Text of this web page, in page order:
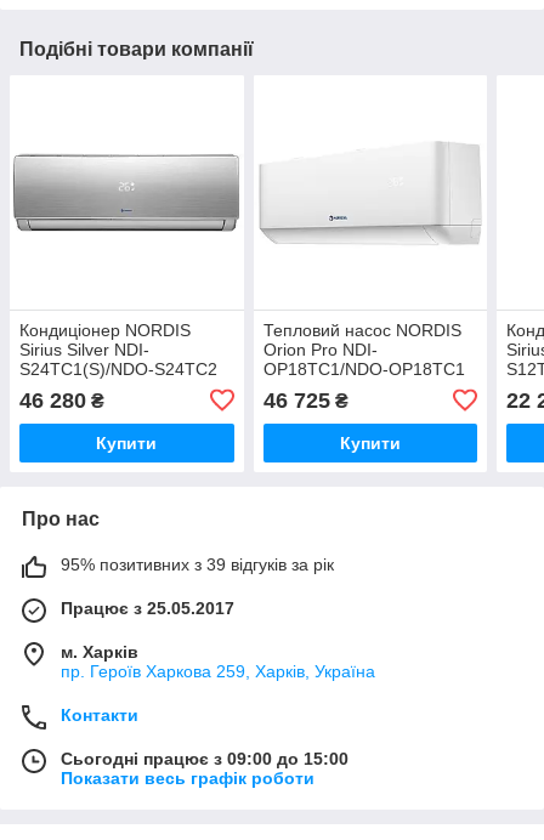
Подібні товари компанії
Кондиціонер NORDIS
Sirius Silver NDI-
S24TC1(S)/NDO-S24TC2
46 280 ₴
Купити
Тепловий насос NORDIS
Orion Pro NDI-
OP18TC1/NDO-OP18TC1
46 725₴
Купити
22
Про нас
95% позитивних з 39 відгуків за рік
Працює з 25.05.2017
м. Харків
пр. Героїв Харкова 259, Харків, Україна
Контакти
Сьогодні працює з 09:00 до 15:00
Показати весь графік роботи